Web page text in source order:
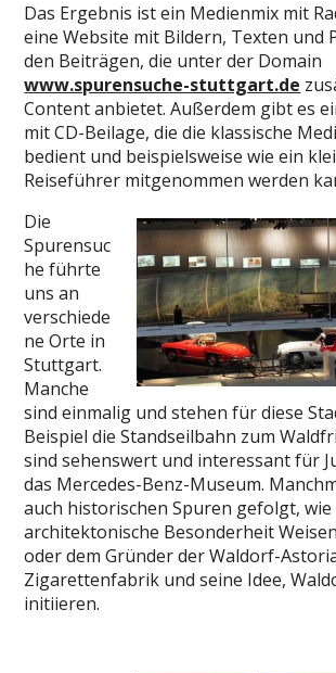
Das Ergebnis ist ein Medienmix mit
eine Website mit Bildern, Texten und
den Beiträgen, die unter der Domain
www.spurensuche-stuttgart.de
Content anbietet. Außerdem gibt es
mit CD-Beilage, die die klassische
bedient und beispielsweise wie ein
Reiseführer mitgenommen werden
Die
Spurensuc
he führte
uns an
verschiede
ne Orte in
Stuttgart.
Manche
sind einmalig und stehen für diese
Beispiel die Standseilbahn zum
sind sehenswert und interessant für
das Mercedes-Benz-Museum.
auch historischen Spuren gefolgt, wie
architektonische Besonderheit
oder dem Gründer der Waldorf-
Zigarettenfabrik und seine Idee,
initiieren.